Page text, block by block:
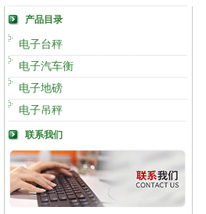
产品目录
电子台秤
电子汽车衡
电子地磅
电子吊秤
联系我们